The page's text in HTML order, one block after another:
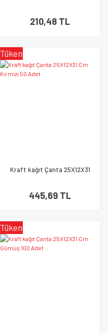
210,48 TL
Tükendi
Kraft kağıt Çanta 25X12X31
445,69 TL
Tükendi